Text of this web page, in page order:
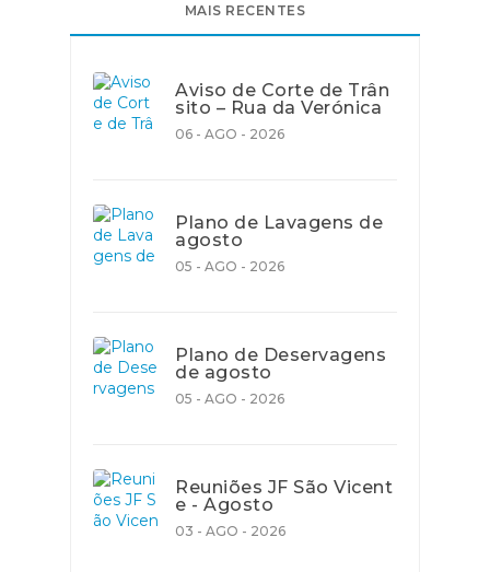
MAIS RECENTES
Aviso de Corte de Trân
sito – Rua da Verónica
06 - AGO - 2026
Plano de Lavagens de
agosto
05 - AGO - 2026
Plano de Deservagens
de agosto
05 - AGO - 2026
Reuniões JF São Vicent
e - Agosto
03 - AGO - 2026